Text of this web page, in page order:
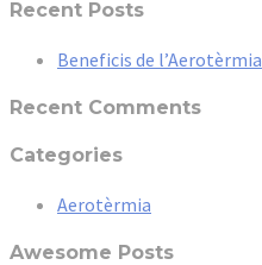
Recent Posts
Beneficis de l’Aerotèrmia
Recent Comments
Categories
Aerotèrmia
Awesome Posts